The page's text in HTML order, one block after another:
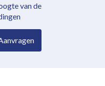
van de